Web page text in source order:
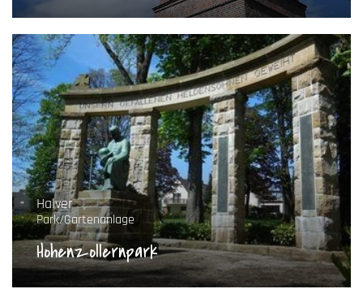
Halver
Park/Gartenanlage
Hohenzollernpark